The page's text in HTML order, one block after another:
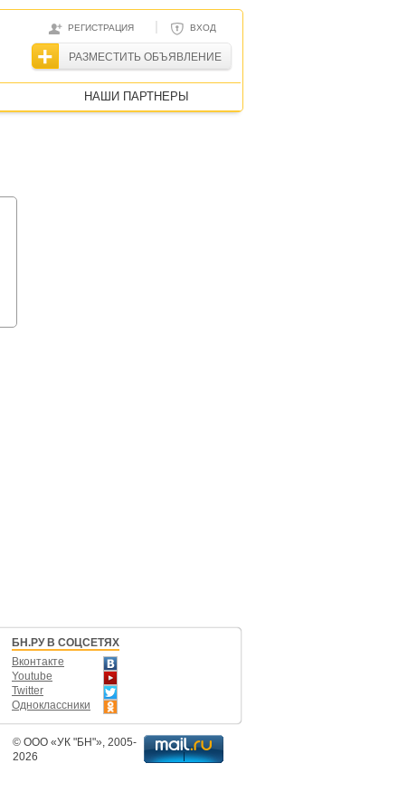
РЕГИСТРАЦИЯ | ВХОД
РАЗМЕСТИТЬ ОБЪЯВЛЕНИЕ
НАШИ ПАРТНЕРЫ
БН.РУ В СОЦСЕТЯХ
Вконтакте
Youtube
Twitter
Одноклассники
© ООО «УК "БН"» , 2005-
2026